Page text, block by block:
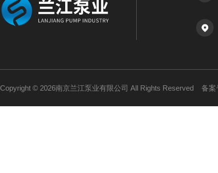
Copyright © 2026南京兰江泵业有限公司 All Rights Reserved 备案